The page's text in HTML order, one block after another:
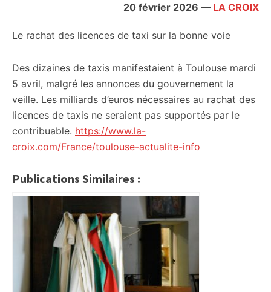
20 février 2026 — LA CROIX
Le rachat des licences de taxi sur la bonne voie
Des dizaines de taxis manifestaient à Toulouse mardi
5 avril, malgré les annonces du gouvernement la
veille. Les milliards d’euros nécessaires au rachat des
licences de taxis ne seraient pas supportés par le
contribuable. https://www.la-
croix.com/France/toulouse-actualite-info
Publications Similaires :